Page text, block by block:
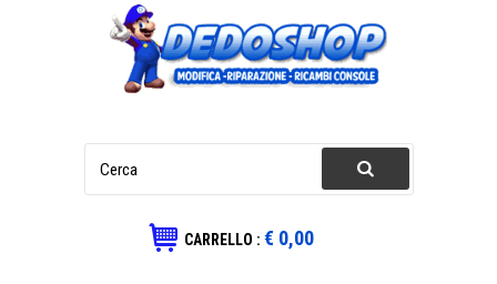
CARRELLO : € 0,00